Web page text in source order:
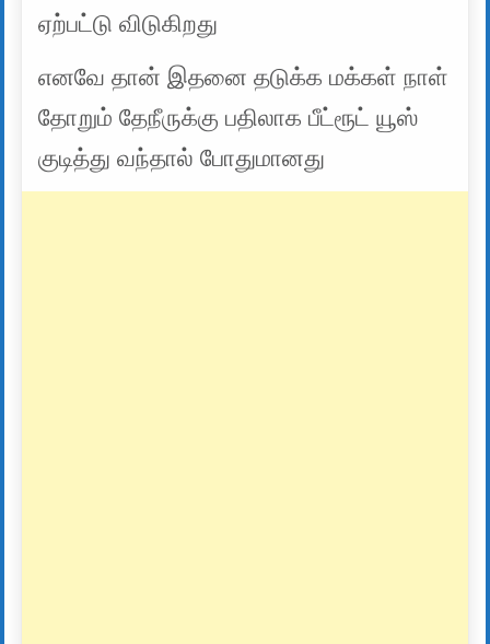
ஏற்பட்டு விடுகிறது
எனவே தான் இதனை தடுக்க மக்கள் நாள்
தோறும் தேநீருக்கு பதிலாக பீட்ரூட் யூஸ்
குடித்து வந்தால் போதுமானது